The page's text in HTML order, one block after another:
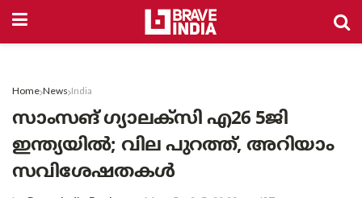
Home News India
സാംസങ് ഗ്യാലക്സി എ26 5ജി
ഇന്ത്യയില്‍; വില പുറത്ത്, അറിയാം
സവിശേഷതകൾ